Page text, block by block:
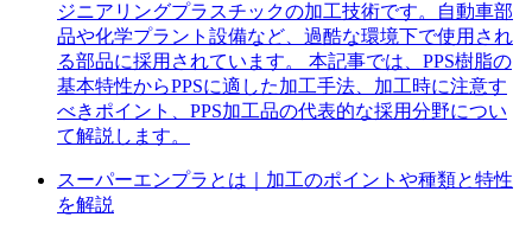
ジニアリングプラスチックの加工技術です。自動車部
品や化学プラント設備など、過酷な環境下で使用され
る部品に採用されています。 本記事では、PPS樹脂の
基本特性からPPSに適した加工手法、加工時に注意す
べきポイント、PPS加工品の代表的な採用分野につい
て解説します。
スーパーエンプラとは｜加工のポイントや種類と特性
を解説